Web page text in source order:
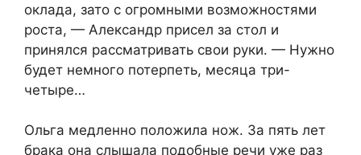
оклада, зато с огромными возможностями
роста, — Александр присел за стол и
принялся рассматривать свои руки. — Нужно
будет немного потерпеть, месяца три-
четыре…
Ольга медленно положила нож. За пять лет
брака она слышала подобные речи уже раз